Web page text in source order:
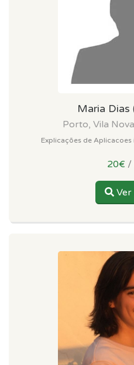
Maria Dias
Porto, Vila
Explicações de
20€ /
Ver